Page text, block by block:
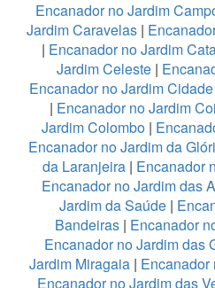
Encanador no Jardim
Jardim Caravelas |
| Encanador no Jardim
Jardim Celeste|
Encanador no Jardim Cidade
| Encanador no Jardim
Jardim Colombo |
Encanador no Jardim da
da Laranjeira| Encanador
Encanador no Jardim das
Jardim da Saúde|
Bandeiras | Encanador
Encanador no Jardim das
Jardim Miragaia| Encanador
Encanador no Jardim das